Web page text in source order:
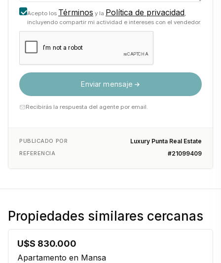
Acepto los Términos y la Política de privacidad,
incluyendo compartir mi actividad e intereses con el vendedor.
Enviar mensaje
Recibirás la respuesta del agente por email.
PUBLICADO POR Luxury Punta Real Estate
REFERENCIA #21099409
Propiedades similares cercanas
U$S 830.000
Apartamento en Mansa